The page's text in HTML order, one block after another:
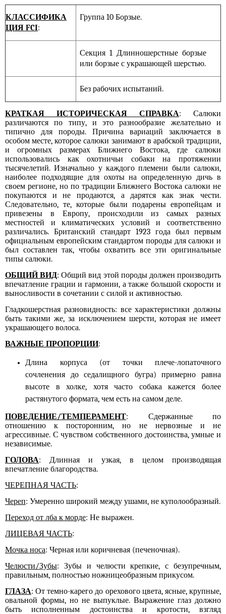
КЛАССИФИКА
ЦИЯ FCI:
Группа 10 Борзые.
Секция 1 Длинношерстные борзые
или борзые с украшающей шерстью.
Без рабочих испытаний.
КРАТКАЯ ИСТОРИЧЕСКАЯ СПРАВКА: Салюки
различаются по типу, и это разнообразие желательно и
типично для породы. Причина вариаций заключается в
особом месте, которое салюки занимают в арабской традиции,
и огромных размерах Ближнего Востока, где салюки
использовались как охотничьи собаки на протяжении
тысячелетий. Изначально у каждого племени были салюки,
наиболее подходящие для охоты на определенную дичь в
своем регионе, но по традиции Ближнего Востока салюки не
покупаются и не продаются, а дарятся как знак чести.
Следовательно, те, которые были подарены европейцам и
привезены в Европу, происходили из самых разных
местностей и климатических условий и соответственно
различались. Британский стандарт 1923 года был первым
официальным европейским стандартом породы для салюки и
был составлен так, чтобы охватить все эти оригинальные
типы салюки.
ОБЩИЙ ВИД: Общий вид этой породы должен производить
впечатление грации и гармонии, а также большой скорости и
выносливости в сочетании с силой и активностью.
Гладкошерстная разновидность: все характеристики должны
быть такими же, за исключением шерсти, которая не имеет
украшающего волоса.
ВАЖНЫЕ ПРОПОРЦИИ:
Длина корпуса (от точки плече-лопаточного
сочленения до седалищного бугра) примерно равна
высоте в холке, хотя часто собака кажется более
растянутого формата, чем есть на самом деле.
ПОВЕДЕНИЕ/ТЕМПЕРАМЕНТ: Сдержанные по
отношению к посторонним, но не нервозные и не
агрессивные. С чувством собственного достоинства, умные и
независимые.
ГОЛОВА: Длинная и узкая, в целом производящая
впечатление благородства.
ЧЕРЕПНАЯ ЧАСТЬ:
Череп: Умеренно широкий между ушами, не куполообразный.
Переход от лба к морде: Не выражен.
ЛИЦЕВАЯ ЧАСТЬ:
Мочка носа: Черная или коричневая (печеночная).
Челюсти/Зубы: Зубы и челюсти крепкие, с безупречным,
правильным, полностью ножницеобразным прикусом.
ГЛАЗА: От темно-карего до орехового цвета, ясные, крупные,
овальной формы, но не выпуклые. Выражение глаз должно
быть исполненным достоинства и кротости, взгляд